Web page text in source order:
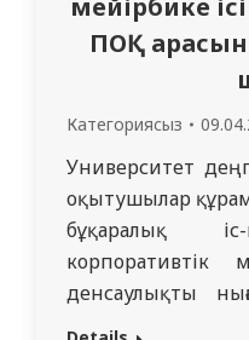
ПОҚ
Категориясыз
Университет
оқытушылар
бұқаралық
корпоративтік
денсаулықты
құруға ықпал